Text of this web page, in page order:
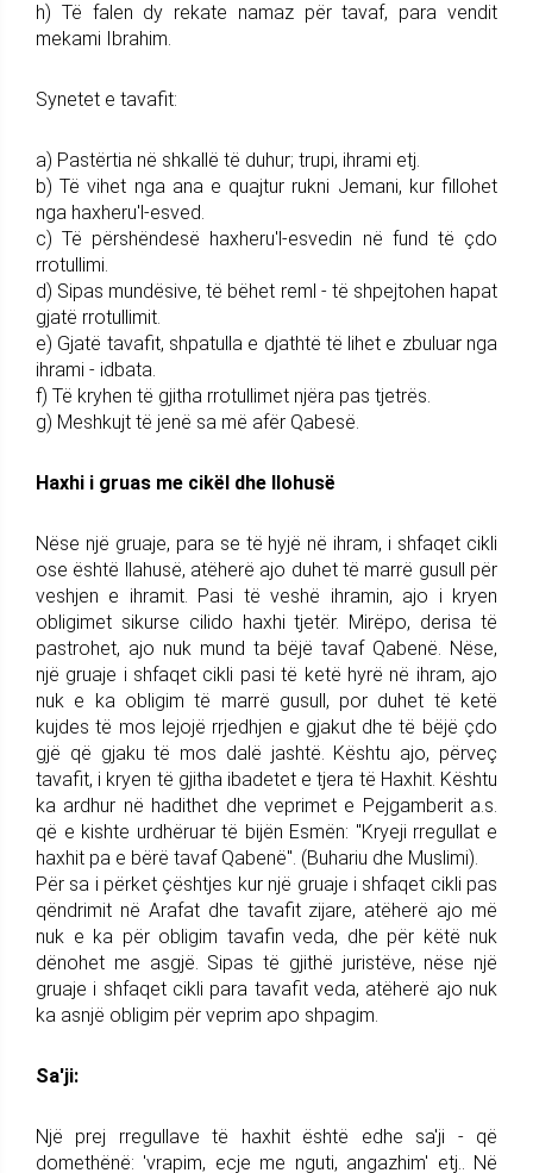
h) Të falen dy rekate namaz për tavaf, para vendit
mekami Ibrahim.
Synetet e tavafit:
a) Pastërtia në shkallë të duhur; trupi, ihrami etj.
b) Të vihet nga ana e quajtur rukni Jemani, kur fillohet
nga haxheru'l-esved.
c) Të përshëndesë haxheru'l-esvedin në fund të çdo
rrotullimi.
d) Sipas mundësive, të bëhet reml - të shpejtohen hapat
gjatë rrotullimit.
e) Gjatë tavafit, shpatulla e djathtë të lihet e zbuluar nga
ihrami - idbata.
f) Të kryhen të gjitha rrotullimet njëra pas tjetrës.
g) Meshkujt të jenë sa më afër Qabesë.
Haxhi i gruas me cikël dhe llohusë
Nëse një gruaje, para se të hyjë në ihram, i shfaqet cikli
ose është llahusë, atëherë ajo duhet të marrë gusull për
veshjen e ihramit. Pasi të veshë ihramin, ajo i kryen
obligimet sikurse cilido haxhi tjetër. Mirëpo, derisa të
pastrohet, ajo nuk mund ta bëjë tavaf Qabenë. Nëse,
një gruaje i shfaqet cikli pasi të ketë hyrë në ihram, ajo
nuk e ka obligim të marrë gusull, por duhet të ketë
kujdes të mos lejojë rrjedhjen e gjakut dhe të bëjë çdo
gjë që gjaku të mos dalë jashtë. Kështu ajo, përveç
tavafit, i kryen të gjitha ibadetet e tjera të Haxhit. Kështu
ka ardhur në hadithet dhe veprimet e Pejgamberit a.s.
që e kishte urdhëruar të bijën Esmën: "Kryeji rregullat e
haxhit pa e bërë tavaf Qabenë". (Buhariu dhe Muslimi).
Për sa i përket çështjes kur një gruaje i shfaqet cikli pas
qëndrimit në Arafat dhe tavafit zijare, atëherë ajo më
nuk e ka për obligim tavafin veda, dhe për këtë nuk
dënohet me asgjë. Sipas të gjithë juristëve, nëse një
gruaje i shfaqet cikli para tavafit veda, atëherë ajo nuk
ka asnjë obligim për veprim apo shpagim.
Sa'ji:
Një prej rregullave të haxhit është edhe sa'ji - që
domethënë: 'vrapim, ecje me nguti, angazhim' etj.. Në